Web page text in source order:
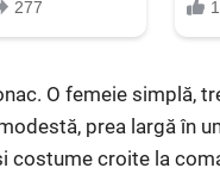
O femeie simplă,
prea largă în
costume croite la